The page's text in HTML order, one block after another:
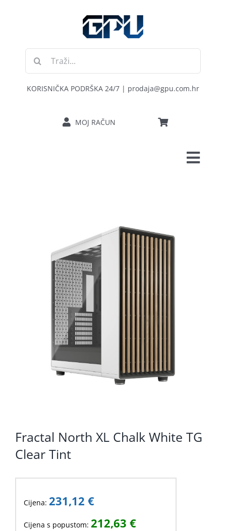
Traži...
KORISNIČKA PODRŠKA 24/7 | prodaja@gpu.com.hr
MOJ RAČUN
PERIFERIJA
KABELI I KONEKTORI
MREŽNA OPREMA
POTROŠAČKA ELEKTRONIKA
Fractal North XL Chalk White TG
Clear Tint
Cijena: 231,12 €
Cijena s popustom: 212,63 €